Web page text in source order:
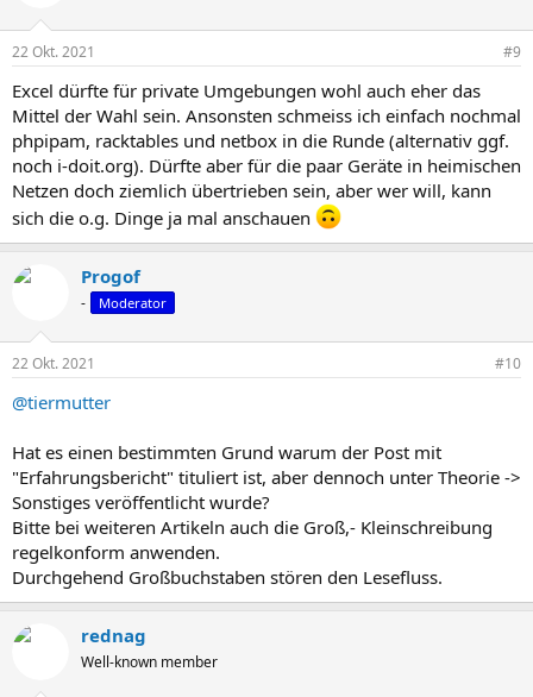
e
:
22 Okt. 2021 #9
Excel dürfte für private Umgebungen wohl auch eher das
Mittel der Wahl sein. Ansonsten schmeiss ich einfach nochmal
phpipam, racktables und netbox in die Runde (alternativ ggf.
noch i-doit.org). Dürfte aber für die paar Geräte in heimischen
Netzen doch ziemlich übertrieben sein, aber wer will, kann
sich die o.g. Dinge ja mal anschauen
Progof
- Moderator
22 Okt. 2021 #10
@tiermutter
Hat es einen bestimmten Grund warum der Post mit
"Erfahrungsbericht" tituliert ist, aber dennoch unter Theorie ->
Sonstiges veröffentlicht wurde?
Bitte bei weiteren Artikeln auch die Groß,- Kleinschreibung
regelkonform anwenden.
Durchgehend Großbuchstaben stören den Lesefluss.
rednag
Well-known member